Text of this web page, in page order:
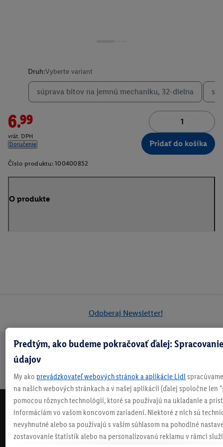
Druh:Vyberte variant
súprava bitov na jemnú mechaniku, 32-dielna
6.99
vrát. DPH
Doručenie
Pridať do košíka
Číslo produktu: 100400852
O produkte
Odoberaj Newsletter!
Doprava
zadarmo
nad 70 €¹
niečo nové
NEWSLETTER
NEZMEŠKAJ NAŠE AKCIE!
ODOBERAJ NÁŠ NEWSLETTER
Predtým, ako budeme pokračovať ďalej:
údajov
My ako prevádzkovateľ webových stránok a aplikácie Lidl
na našich webových stránkach a v našej aplikácii (ďalej spoločne len
pomocou rôznych technológií, ktoré sa používajú na ukladanie a
informáciám vo vašom koncovom zariadení. Niektoré z nich sú
nevyhnutné alebo sa používajú s vaším súhlasom na pohodlné
zostavovanie štatistík alebo na personalizovanú reklamu v rámci